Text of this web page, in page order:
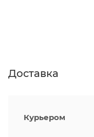
Доставка
Курьером